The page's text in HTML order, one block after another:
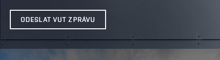
ODESLAT VUT ZPRÁVU